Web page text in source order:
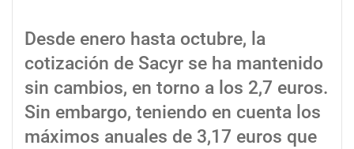
Desde enero hasta octubre, la
cotización de Sacyr se ha mantenido
sin cambios, en torno a los 2,7 euros.
Sin embargo, teniendo en cuenta los
máximos anuales de 3,17 euros que